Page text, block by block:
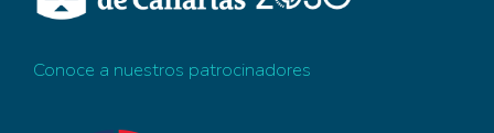
Conoce a nuestros patrocinadores